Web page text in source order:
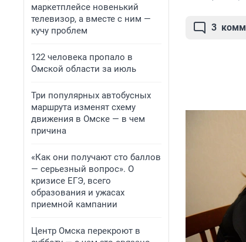
маркетплейсе новенький
телевизор, а вместе с ним —
кучу проблем
122 человека пропало в
Омской области за июль
Три популярных автобусных
маршрута изменят схему
движения в Омске — в чем
причина
«Как они получают сто баллов
— серьезный вопрос». О
кризисе ЕГЭ, всего
образования и ужасах
приемной кампании
Центр Омска перекроют в
3